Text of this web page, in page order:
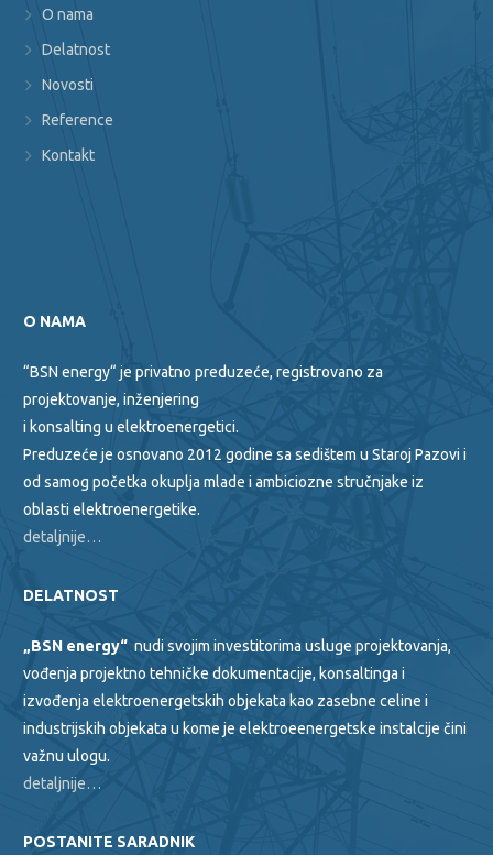
O nama
Delatnost
Novosti
Reference
Kontakt
O NAMA
“BSN energy“ je privatno preduzeće, registrovano za
projektovanje, inženjering
i konsalting u elektroenergetici.
Preduzeće je osnovano 2012 godine sa sedištem u Staroj Pazovi i
od samog početka okuplja mlade i ambiciozne stručnjake iz
oblasti elektroenergetike.
detaljnije…
DELATNOST
„BSN energy“ nudi svojim investitorima usluge projektovanja,
vođenja projektno tehničke dokumentacije, konsaltinga i
izvođenja elektroenergetskih objekata kao zasebne celine i
industrijskih objekata u kome je elektroeenergetske instalcije čini
važnu ulogu.
detaljnije…
POSTANITE SARADNIK